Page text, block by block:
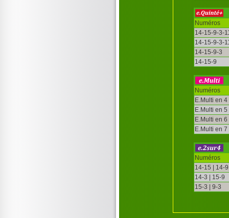
Numéros
14-15-9-3-
14-15-9-3-
14-15-9-3
14-15-9
Numéros
E.Multi en 4
E.Multi en 5
E.Multi en 6
E.Multi en 7
Numéros
14-15 | 14-9
14-3 | 15-9
15-3 | 9-3